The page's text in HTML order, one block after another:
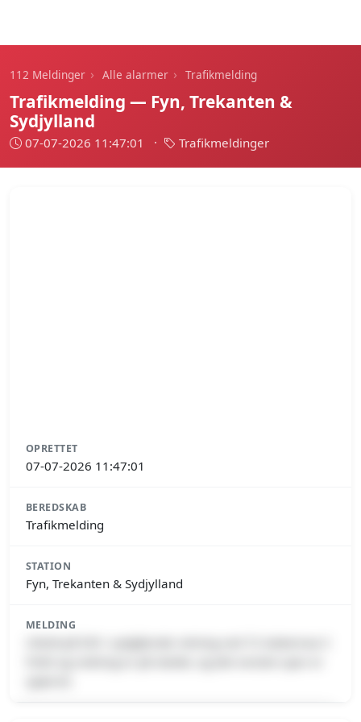
112 Meldinger › Alle alarmer › Trafikmelding
Trafikmelding — Fyn, Trekanten &
Sydjylland
07-07-2026 11:47:01 · Trafikmeldinger
OPRETTET
07-07-2026 11:47:01
BEREDSKAB
Trafikmelding
STATION
Fyn, Trekanten & Sydjylland
MELDING